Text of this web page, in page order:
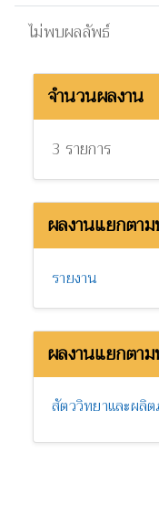
ไม่พบผลลัพธ์
จำนวนผลงาน
3 รายการ
ผลงานแยกตา
รายงาน
ผลงานแยกตา
สัตววิทยาและผลิ